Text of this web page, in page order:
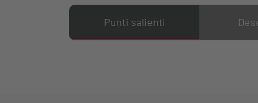
Punti salienti